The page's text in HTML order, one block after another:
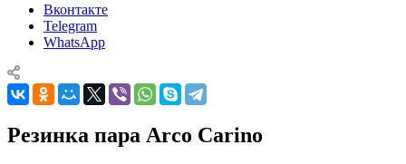
Вконтакте
Telegram
WhatsApp
Резинка пара Arco Carino